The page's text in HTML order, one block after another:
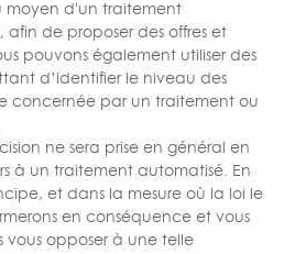
moyen d'un traitement
de proposer des offres et
pouvons également utiliser des
d’identifier le niveau des
concernée par un traitement ou
ne sera prise en général en
à un traitement automatisé. En
et dans la mesure où la loi le
en conséquence et vous
vous opposer à une telle